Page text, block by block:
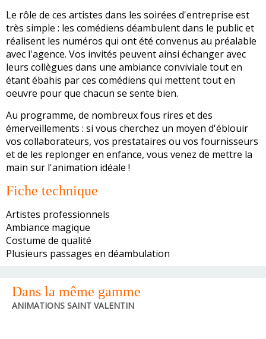
Le rôle de ces artistes dans les soirées d'entreprise est
très simple : les comédiens déambulent dans le public et
réalisent les numéros qui ont été convenus au préalable
avec l'agence. Vos invités peuvent ainsi échanger avec
leurs collègues dans une ambiance conviviale tout en
étant ébahis par ces comédiens qui mettent tout en
oeuvre pour que chacun se sente bien.
Au programme, de nombreux fous rires et des
émerveillements : si vous cherchez un moyen d'éblouir
vos collaborateurs, vos prestataires ou vos fournisseurs
et de les replonger en enfance, vous venez de mettre la
main sur l'animation idéale !
Fiche technique
Artistes professionnels
Ambiance magique
Costume de qualité
Plusieurs passages en déambulation
Dans la même gamme
ANIMATIONS SAINT VALENTIN